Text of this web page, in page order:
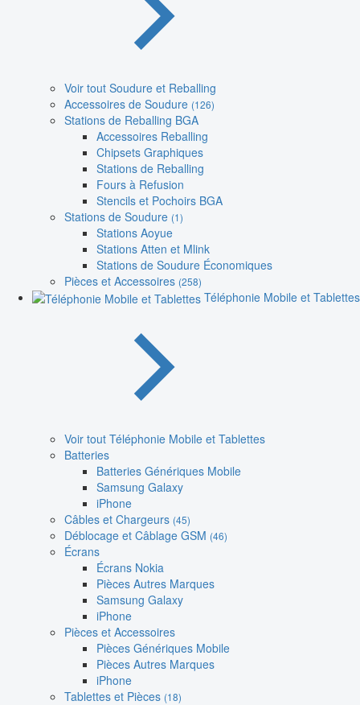
Voir tout Soudure et Reballing
Accessoires de Soudure (126)
Stations de Reballing BGA
Accessoires Reballing
Chipsets Graphiques
Stations de Reballing
Fours à Refusion
Stencils et Pochoirs BGA
Stations de Soudure (1)
Stations Aoyue
Stations Atten et Mlink
Stations de Soudure Économiques
Pièces et Accessoires (258)
Téléphonie Mobile et Tablettes
Voir tout Téléphonie Mobile et Tablettes
Batteries
Batteries Génériques Mobile
Samsung Galaxy
iPhone
Câbles et Chargeurs (45)
Déblocage et Câblage GSM (46)
Écrans
Écrans Nokia
Pièces Autres Marques
Samsung Galaxy
iPhone
Pièces et Accessoires
Pièces Génériques Mobile
Pièces Autres Marques
iPhone
Tablettes et Pièces (18)